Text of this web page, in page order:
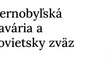
a
zväz